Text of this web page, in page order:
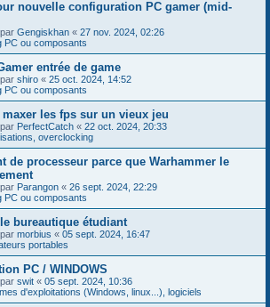
nouvelle configuration PC gamer (mid-
Gengiskhan « 27 nov. 2024, 02:26
PC ou composants
entrée de game
shiro « 25 oct. 2024, 14:52
PC ou composants
les fps sur un vieux jeu
PerfectCatch « 22 oct. 2024, 20:33
overclocking
de processeur parce que Warhammer le
Parangon « 26 sept. 2024, 22:29
PC ou composants
bureautique étudiant
morbius « 05 sept. 2024, 16:47
portables
PC / WINDOWS
swit « 05 sept. 2024, 10:36
d'exploitations (Windows, linux...), logiciels